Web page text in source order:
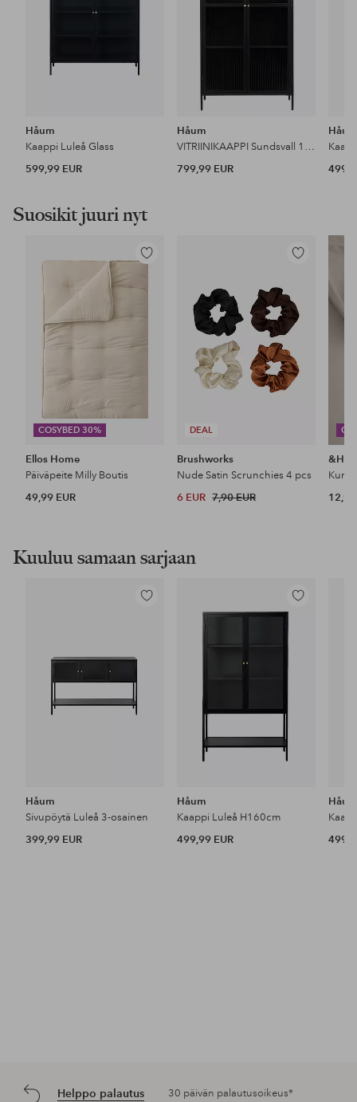
Håum
Kaappi Luleå Glass
599,99 EUR
Håum
VITRIINIKAAPPI Sundsvall 190 x 90 x 40 CM
799,99 EUR
Suosikit juuri nyt
COSYBED 30%
Lisää
Ellos Home
Päiväpeite Milly Boutis
49,99 EUR
DEAL
Lisää
Brushworks
Nude Satin Scrunchies 4 pcs
6 EUR 7,90 EUR 12,99
Kuuluu samaan sarjaan
Lisää
Håum
Sivupöytä Luleå 3-osainen
399,99 EUR
Lisää
suosikkeihin
Håum
Kaappi Luleå H160cm
499,99 EUR
Helppo palautus 30 päivän palautusoikeus*